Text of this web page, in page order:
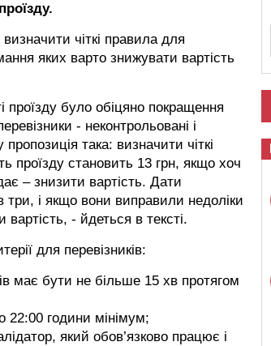
чіткі правила для
яких варто знижувати вартість
проїзду було обіцяно покращення
- неконтрольовані і
така: визначити чіткі
проїзду становить 13 грн, якщо хоч
– знизити вартість. Дати
три, і якщо вони виправили недоліки
- йдеться в тексті.
для перевізників:
має бути не більше 15 хв протягом
години мінімум;
який обов’язково працює і